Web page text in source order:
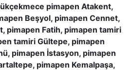
pimapen Atakent,
Beşyol, pimapen Cennet,
pimapen Fatih, pimapen tamiri
tamiri Gültepe, pimapen
pimapen İstasyon, pimapen
pimapen Kemalpaşa,